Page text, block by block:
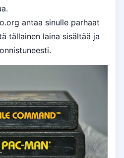
antaa sinulle parhaat
tällainen laina sisältää ja